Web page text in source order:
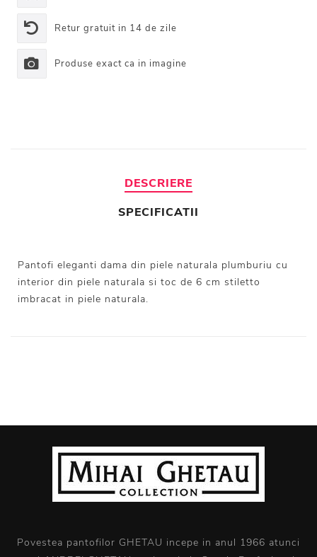
Retur gratuit in 14 de zile
Produse exact ca in imagine
DESCRIERE
SPECIFICATII
Pantofi eleganti dama din piele naturala plumburiu cu
interior din piele naturala si toc de 6 cm stiletto
imbracat in piele naturala.
Povestea pantofilor GHETAU incepe in anul 1966 atunci